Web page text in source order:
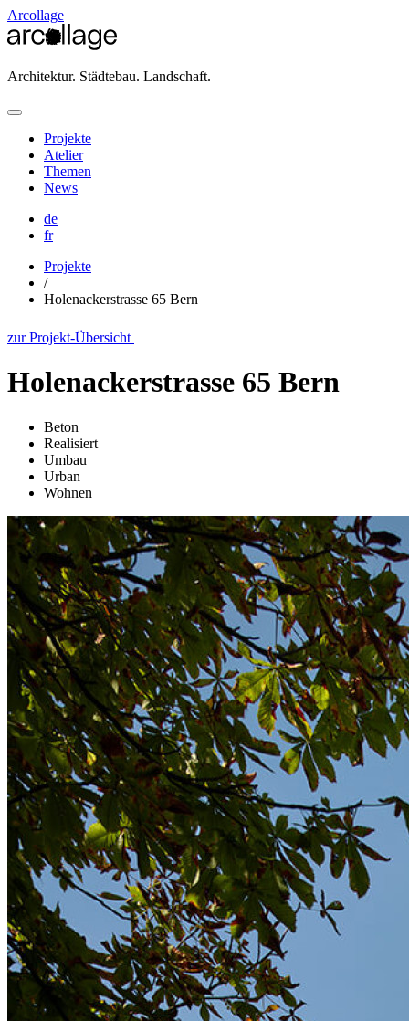
Arcollage
Architektur. Städtebau. Landschaft.
Projekte
Atelier
Themen
News
de
fr
Projekte
/
Holenackerstrasse 65 Bern
zur Projekt-Übersicht
Holenackerstrasse 65 Bern
Beton
Realisiert
Umbau
Urban
Wohnen